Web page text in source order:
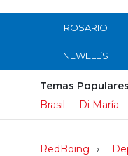
ROSARIO
NEWELL’S
Temas Populares
Brasil
Di María
RedBoing